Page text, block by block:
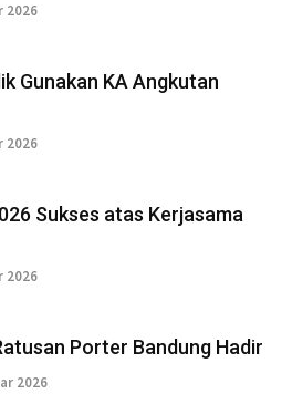
2026
Gunakan KA Angkutan
2026
Sukses atas Kerjasama
2026
Porter Bandung Hadir
2026